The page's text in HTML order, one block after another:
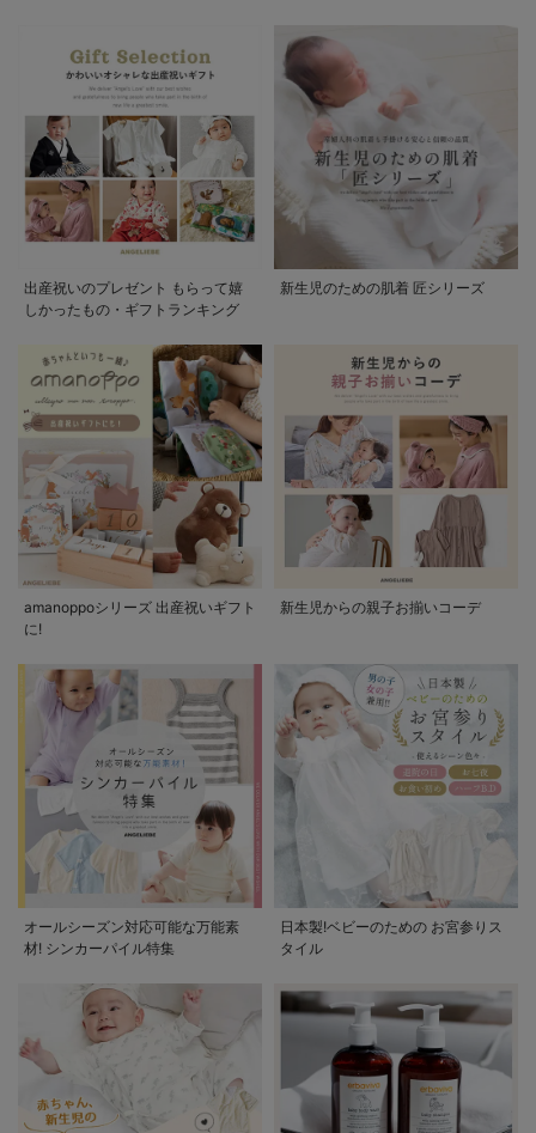
出産祝いのプレゼント もらって嬉
しかったもの・ギフトランキング
新生児のための肌着 匠シリーズ
amanoppoシリーズ 出産祝いギフト
に!
新生児からの親子お揃いコーデ
オールシーズン対応可能な万能素
材! シンカーパイル特集
日本製!ベビーのための お宮参りス
タイル